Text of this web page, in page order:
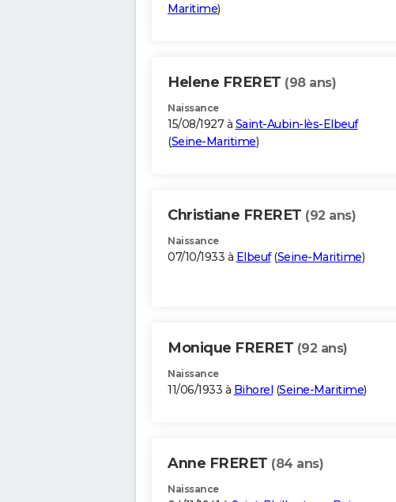
Maritime)
Helene FRERET (98 ans)
Naissance
15/08/1927 à Saint-Aubin-lès-Elbeuf
(Seine-Maritime)
Christiane FRERET (92 ans)
Naissance
07/10/1933 à Elbeuf(Seine-Maritime)
Monique FRERET (92 ans)
Naissance
11/06/1933 à Bihorel (Seine-Maritime)
Anne FRERET (84 ans)
Naissance